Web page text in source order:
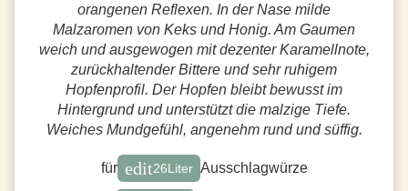
orangenen Reflexen. In der Nase milde
Malzaromen von Keks und Honig. Am Gaumen
weich und ausgewogen mit dezenter Karamellnote,
zurückhaltender Bittere und sehr ruhigem
Hopfenprofil. Der Hopfen bleibt bewusst im
Hintergrund und unterstützt die malzige Tiefe.
Weiches Mundgefühl, angenehm rund und süffig.
für edit26Liter Ausschlagwürze